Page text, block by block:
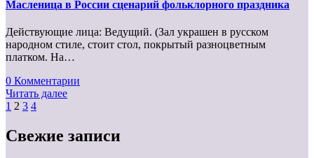
Масленица в России сценарий фольклорного праздника
Действующие лица: Ведущий. (Зал украшен в русском
народном стиле, стоит стол, покрытый разноцветным
платком. На…
0 Комментарии
Читать далее
Пагинация
записей
1 2 3 4
Свежие записи